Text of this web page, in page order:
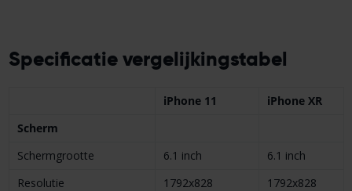
Specificatie vergelijkingstabel
iPhone 11
iPhone XR
Scherm
Scherm­grootte
6.1 inch
6.1 inch
Resolutie
1792x828
1792x828